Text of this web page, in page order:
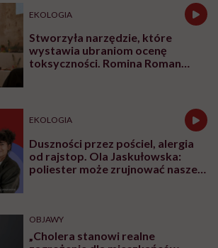
EKOLOGIA
Stworzyła narzędzie, które
wystawia ubraniom ocenę
toksyczności. Romina Roman
EKOLOGIA
Duszności przez pościel, alergia
od rajstop. Ola Jaskułowska:
poliester może zrujnować nasze
OBJAWY
„Cholera stanowi realne